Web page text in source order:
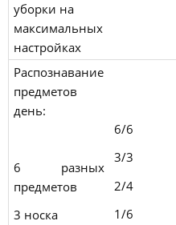
уборки на
максимальных
настройках
Распознавание
предметов
день:
6 разных
предметов
3 носка
6/6
3/3
2/4
1/6